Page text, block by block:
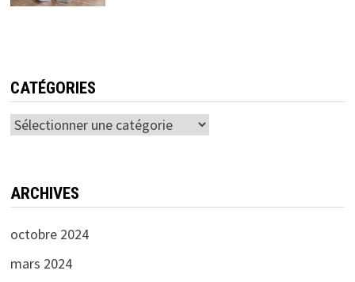
CATÉGORIES
Catégories
ARCHIVES
octobre 2024
mars 2024